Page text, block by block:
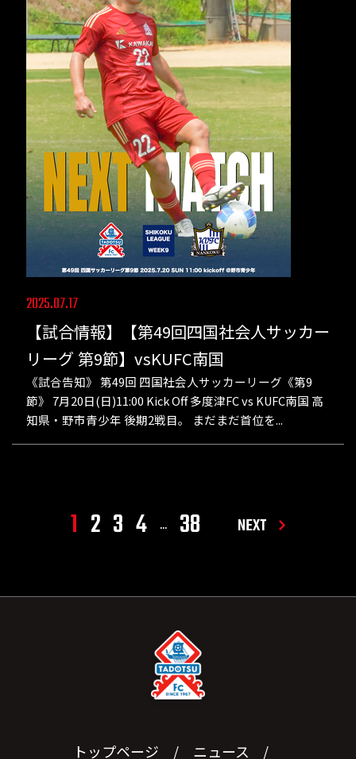
2025.07.17
【試合情報】【第49回四国社会人サッカー
リーグ 第9節】vsKUFC南国
《試合告知》 第49回 四国社会人サッカーリーグ《第9
節》 7月20日(日)11:00 Kick Off 多度津FC vs KUFC南国 高
知県・野市青少年 後期2戦目。 まだまだ首位を...
1 2 3 4 ... 38 NEXT
トップページ ニュース